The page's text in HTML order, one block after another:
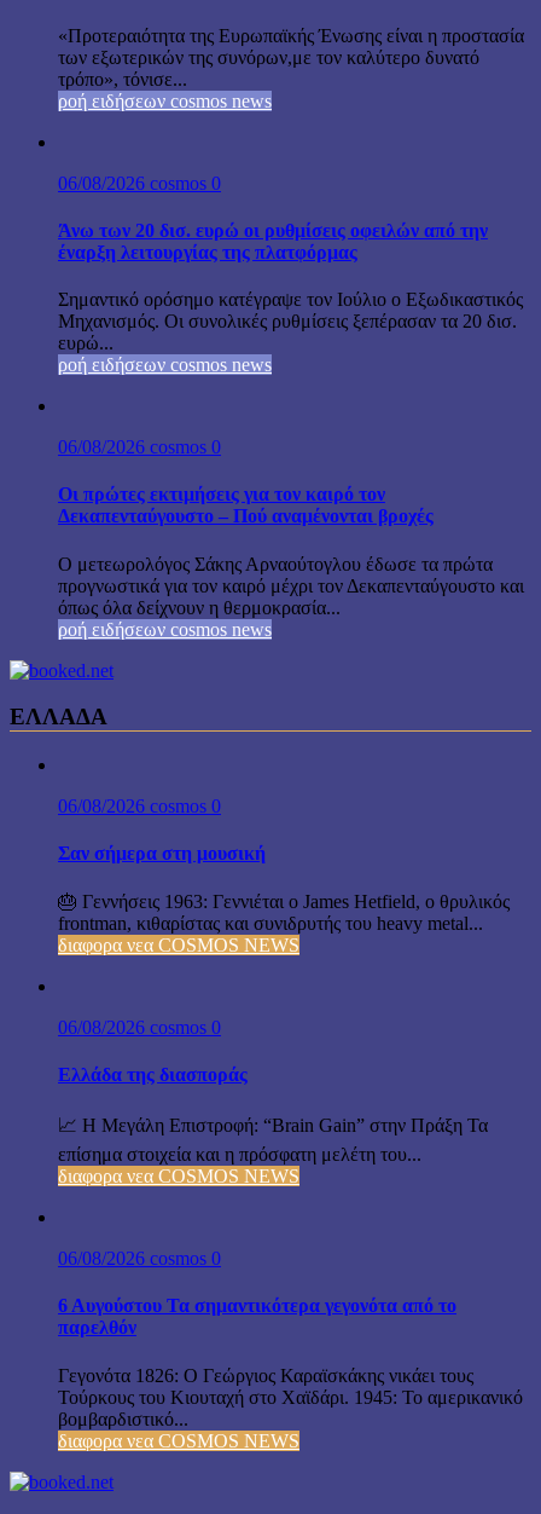
«Προτεραιότητα της Ευρωπαϊκής Ένωσης είναι η προστασία
των εξωτερικών της συνόρων,με τον καλύτερο δυνατό
τρόπο», τόνισε...
ροή ειδήσεων cosmos news
06/08/2026 cosmos 0
Άνω των 20 δισ. ευρώ οι ρυθμίσεις οφειλών από την
έναρξη λειτουργίας της πλατφόρμας
Σημαντικό ορόσημο κατέγραψε τον Ιούλιο ο Εξωδικαστικός
Μηχανισμός. Οι συνολικές ρυθμίσεις ξεπέρασαν τα 20 δισ.
ευρώ...
ροή ειδήσεων cosmos news
06/08/2026 cosmos 0
Οι πρώτες εκτιμήσεις για τον καιρό τον
Δεκαπενταύγουστο – Πού αναμένονται βροχές
Ο μετεωρολόγος Σάκης Αρναούτογλου έδωσε τα πρώτα
προγνωστικά για τον καιρό μέχρι τον Δεκαπενταύγουστο και
όπως όλα δείχνουν η θερμοκρασία...
ροή ειδήσεων cosmos news
ΕΛΛΑΔΑ
06/08/2026 cosmos 0
Σαν σήμερα στη μουσική
🎂 Γεννήσεις 1963: Γεννιέται ο James Hetfield, ο θρυλικός
frontman, κιθαρίστας και συνιδρυτής του heavy metal...
διαφορα νεα COSMOS NEWS
06/08/2026 cosmos 0
Ελλάδα της διασποράς
📈 Η Μεγάλη Επιστροφή: “Brain Gain” στην Πράξη Τα
επίσημα στοιχεία και η πρόσφατη μελέτη του...
διαφορα νεα COSMOS NEWS
06/08/2026 cosmos 0
6 Αυγούστου Τα σημαντικότερα γεγονότα από το
παρελθόν
Γεγονότα 1826: Ο Γεώργιος Καραϊσκάκης νικάει τους
Τούρκους του Κιουταχή στο Χαϊδάρι. 1945: Το αμερικανικό
βομβαρδιστικό...
διαφορα νεα COSMOS NEWS